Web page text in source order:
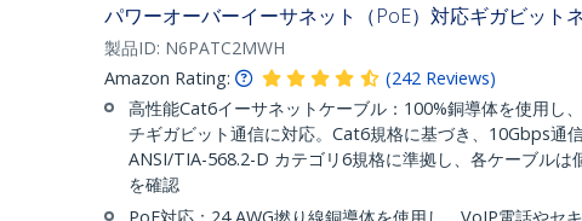
パワーオーバーイーサネット（PoE）対応ギガビット
製品ID: N6PATC2MWH
Amazon Rating:
(242 Reviews)
高性能Cat6イーサネットケーブル：100%銅導体を使用し
チギガビット通信に対応。Cat6規格に基づき、10Gbps通
ANSI/TIA-568.2-D カテゴリ6規格に準拠し、各ケーブルは
を確認